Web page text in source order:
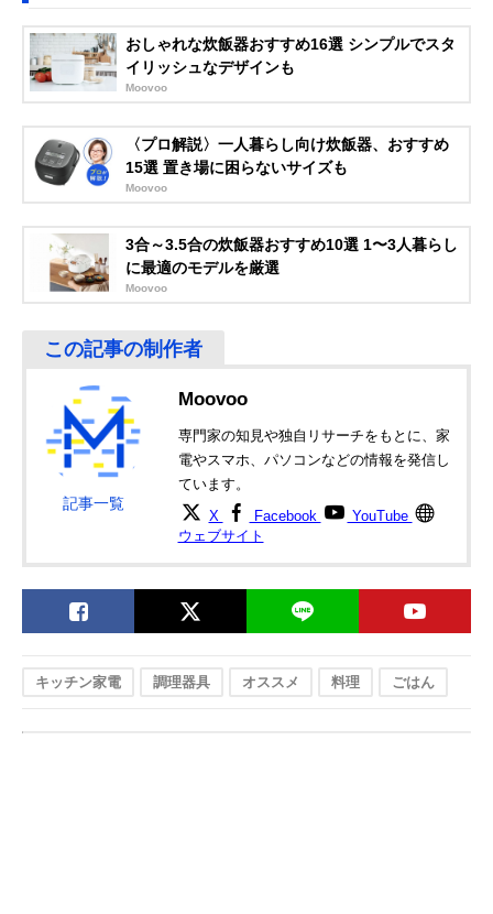
おしゃれな炊飯器おすすめ16選 シンプルでスタ
イリッシュなデザインも
Moovoo
〈プロ解説〉一人暮らし向け炊飯器、おすすめ
15選 置き場に困らないサイズも
Moovoo
3合～3.5合の炊飯器おすすめ10選 1〜3人暮らし
に最適のモデルを厳選
Moovoo
記事一覧
Moovoo
専門家の知見や独自リサーチをもとに、家
電やスマホ、パソコンなどの情報を発信し
ています。
X Facebook
YouTube
ウェブサイト
キッチン家電 調理器具 オススメ 料理 ごはん